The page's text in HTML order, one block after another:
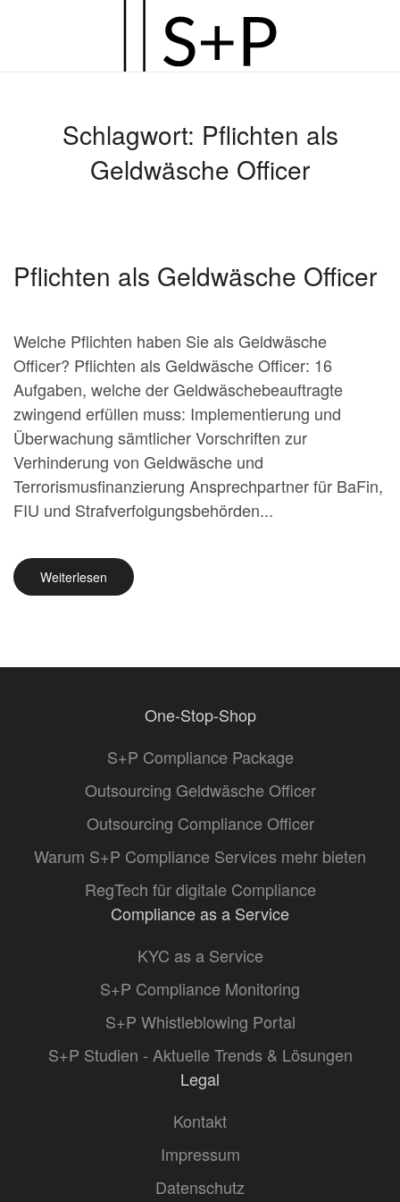
Schlagwort: Pflichten als
Geldwäsche Officer
Pflichten als Geldwäsche Officer
Welche Pflichten haben Sie als Geldwäsche
Officer? Pflichten als Geldwäsche Officer: 16
Aufgaben, welche der Geldwäschebeauftragte
zwingend erfüllen muss: Implementierung und
Überwachung sämtlicher Vorschriften zur
Verhinderung von Geldwäsche und
Terrorismusfinanzierung Ansprechpartner für BaFin,
FIU und Strafverfolgungsbehörden...
Weiterlesen
One-Stop-Shop
S+P Compliance Package
Outsourcing Geldwäsche Officer
Outsourcing Compliance Officer
Warum S+P Compliance Services mehr bieten
RegTech für digitale Compliance
Compliance as a Service
KYC as a Service
S+P Compliance Monitoring
S+P Whistleblowing Portal
S+P Studien - Aktuelle Trends & Lösungen
Legal
Kontakt
Impressum
Datenschutz